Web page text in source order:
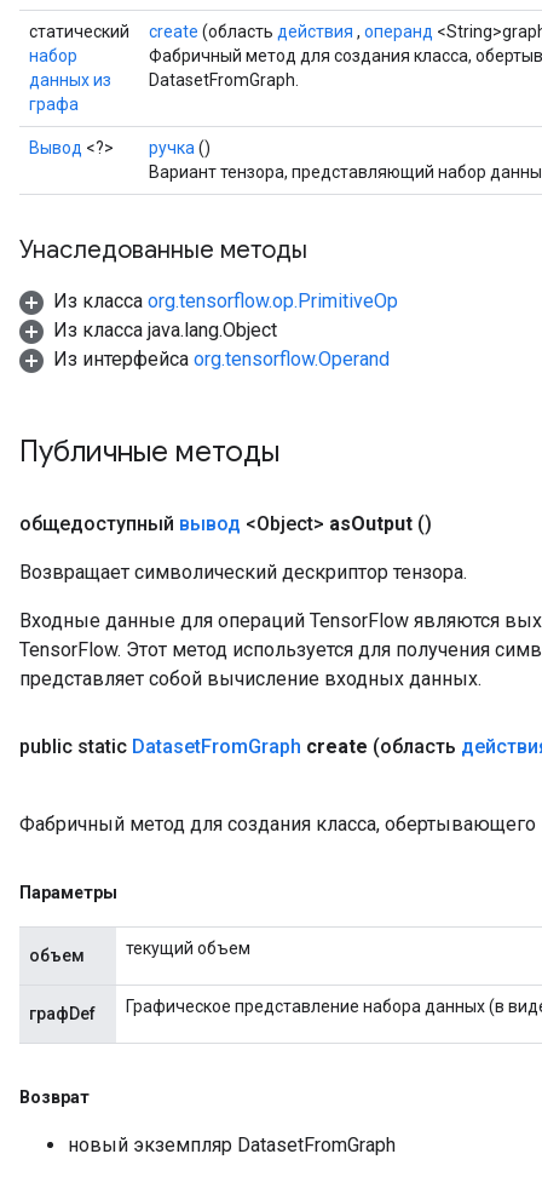
статический
набор
данных из
графа
create (область действия , операнд
Фабричный метод для создания класса,
DatasetFromGraph.
Вывод <?> ручка ()
Вариант тензора, представляющий набор
Унаследованные методы
Из класса org.tensorflow.op.PrimitiveOp
Из класса java.lang.Object
Из интерфейса org.tensorflow.Operand
Публичные методы
общедоступный вывод <Object> asOutput ()
Возвращает символический дескриптор тензора.
Входные данные для операций TensorFlow являются
TensorFlow. Этот метод используется для получения
представляет собой вычисление входных данных.
public static DatasetFromGraph create (область
Фабричный метод для создания класса,
Параметры
объем текущий объем
графDef Графическое представление набора данных (в
Возврат
новый экземпляр DatasetFromGraph